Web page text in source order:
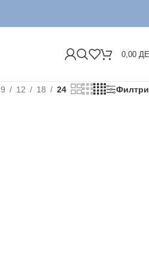
0,00
9 12 18 24 Филтри